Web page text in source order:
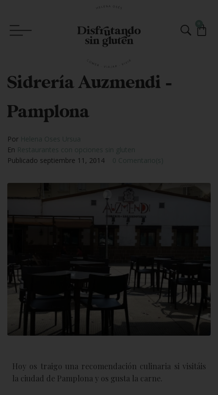
Sidrería Auzmendi –
Pamplona
Por Helena Oses Ursua
En Restaurantes con opciones sin gluten
Publicado septiembre 11, 2014 0 Comentario(s)
Hoy os traigo una recomendación culinaria si visitáis
la ciudad de Pamplona y os gusta la carne.